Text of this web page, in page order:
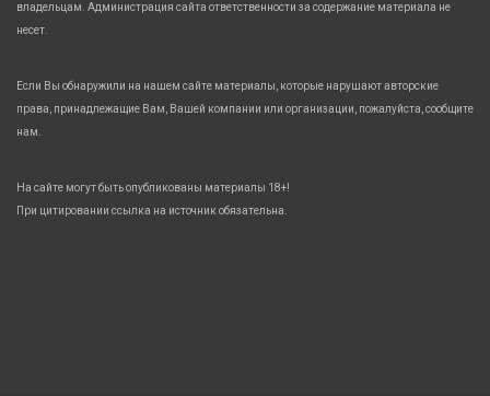
владельцам. Администрация сайта ответственности за содержание материала не
несет.
Если Вы обнаружили на нашем сайте материалы, которые нарушают авторские
права, принадлежащие Вам, Вашей компании или организации, пожалуйста, сообщите
нам.
На сайте могут быть опубликованы материалы 18+!
При цитировании ссылка на источник обязательна.